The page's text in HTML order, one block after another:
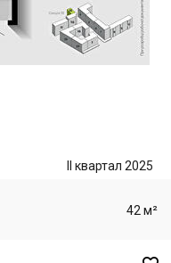
II квартал 2025
42 м²